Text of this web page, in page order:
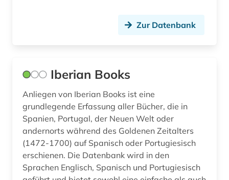
articles on the modern languages and literatures
mode (1)
mongolei (1)
mongolisch (2)
mongolistik (1)
Zur Datenbank
Iberian Books
Anliegen von Iberian Books ist eine
grundlegende Erfassung aller Bücher, die in
Spanien, Portugal, der Neuen Welt oder
andernorts während des Goldenen Zeitalters
(1472-1700) auf Spanisch oder Portugiesisch
erschienen. Die Datenbank wird in den
Sprachen Englisch, Spanisch und Portugiesisch